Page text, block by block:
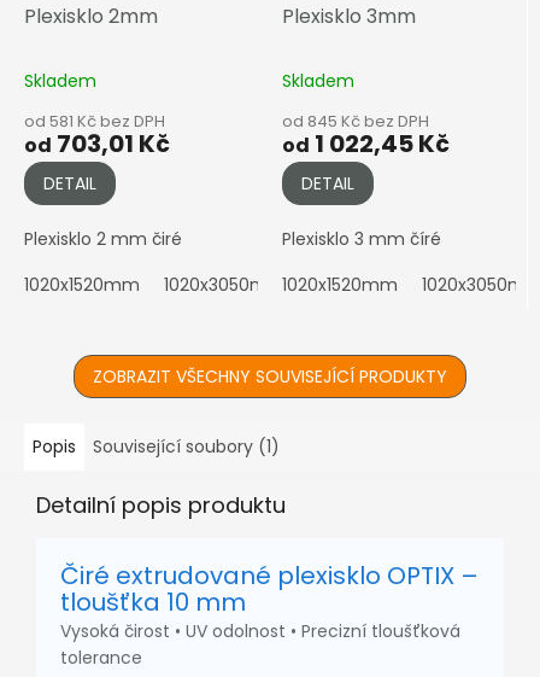
Plexisklo 2mm
Skladem
od 581 Kč bez DPH
od 703,01 Kč
DETAIL
Plexisklo 2 mm čiré
1020x1520mm
1020x3050mm 2050x1010mm
Plexisklo 3mm
Skladem
od 845 Kč bez DPH
od 1 022,45 Kč
DETAIL
Plexisklo 3 mm číré
1020x1520mm
ZOBRAZIT VŠECHNY SOUVISEJÍCÍ PRODUKTY
Popis Související soubory (1)
Detailní popis produktu
Čiré extrudované plexisklo OPTIX –
tloušťka 10 mm
Vysoká čirost • UV odolnost • Precizní tloušťková
tolerance